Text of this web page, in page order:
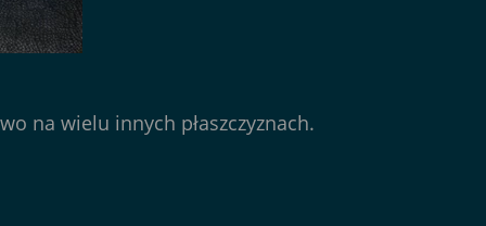
na wielu innych płaszczyznach.